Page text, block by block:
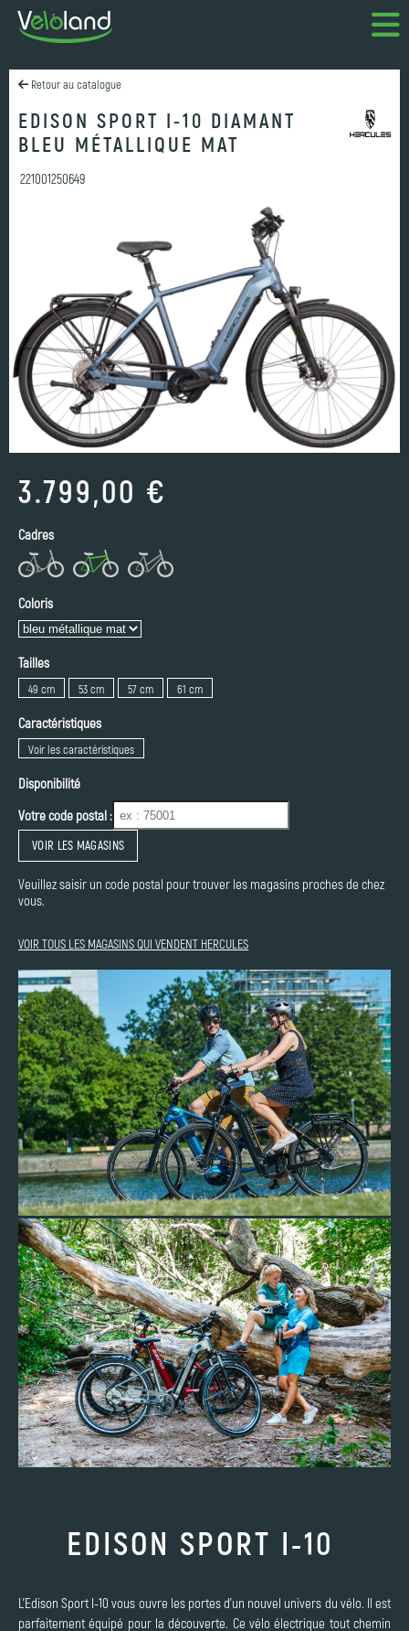
Retour au catalogue
EDISON SPORT I-10 DIAMANT
BLEU MÉTALLIQUE MAT
221001250649
3.799,00 €
Cadres
Coloris
Tailles
49 cm 53 cm 57 cm 61 cm
Caractéristiques
Voir les caractéristiques
Disponibilité
Votre code postal :
VOIR LES MAGASINS
Veuillez saisir un code postal pour trouver les magasins proches de chez
vous.
VOIR TOUS LES MAGASINS QUI VENDENT HERCULES
EDISON SPORT I-10
L’Edison Sport I-10 vous ouvre les portes d’un nouvel univers du vélo. Il est
parfaitement équipé pour la découverte. Ce vélo électrique tout chemin